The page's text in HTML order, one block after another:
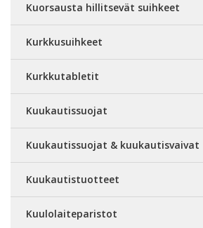
Kuorsausta hillitsevät suihkeet
Kurkkusuihkeet
Kurkkutabletit
Kuukautissuojat
Kuukautissuojat & kuukautisvaivat
Kuukautistuotteet
Kuulolaiteparistot